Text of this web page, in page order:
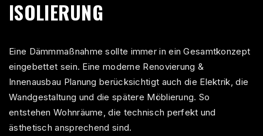
ISOLIERUNG
Eine Dämmmaßnahme sollte immer in ein Gesamtkonzept
eingebettet sein. Eine moderne Renovierung &
Innenausbau Planung berücksichtigt auch die Elektrik, die
Wandgestaltung und die spätere Möblierung. So
entstehen Wohnräume, die technisch perfekt und
ästhetisch ansprechend sind.